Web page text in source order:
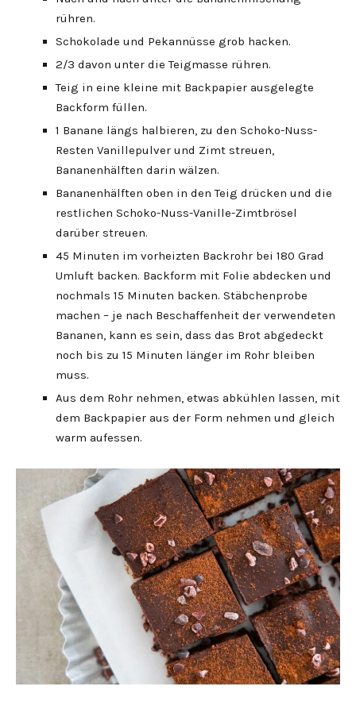
rühren.
Schokolade und Pekannüsse grob hacken.
2/3 davon unter die Teigmasse rühren.
Teig in eine kleine mit Backpapier ausgelegte
Backform füllen.
1 Banane längs halbieren, zu den Schoko-Nuss-
Resten Vanillepulver und Zimt streuen,
Bananenhälften darin wälzen.
Bananenhälften oben in den Teig drücken und die
restlichen Schoko-Nuss-Vanille-Zimtbrösel
darüber streuen.
45 Minuten im vorheizten Backrohr bei 180 Grad
Umluft backen. Backform mit Folie abdecken und
nochmals 15 Minuten backen. Stäbchenprobe
machen – je nach Beschaffenheit der verwendeten
Bananen, kann es sein, dass das Brot abgedeckt
noch bis zu 15 Minuten länger im Rohr bleiben
muss.
Aus dem Rohr nehmen, etwas abkühlen lassen, mit
dem Backpapier aus der Form nehmen und gleich
warm aufessen.